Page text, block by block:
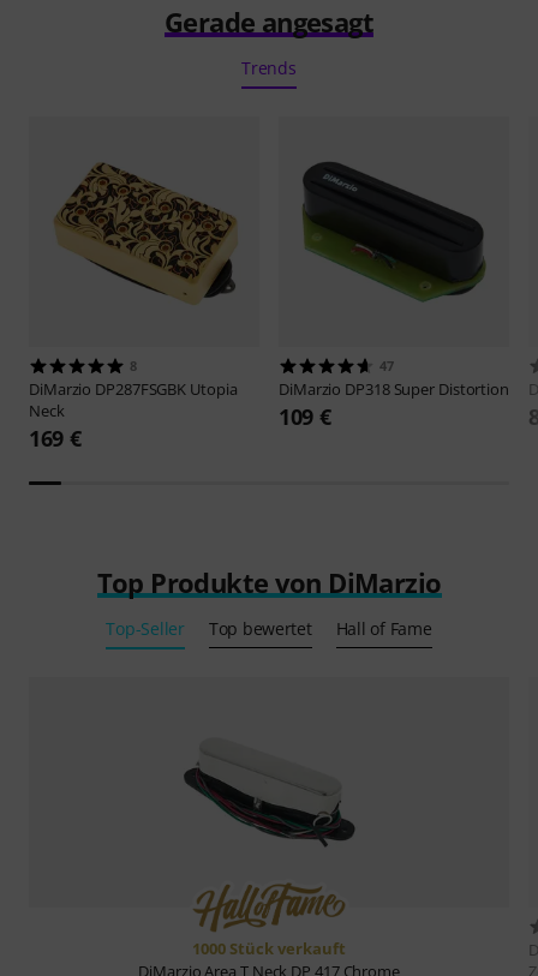
Gerade angesagt
Trends
8
DiMarzio DP287FSGBK Utopia
Neck
169 €
47
DiMarzio DP318 Super Distortion
109 €
Top Produkte von DiMarzio
Top-Seller Top bewertet Hall of Fame
1000 Stück verkauft
DiMarzioArea T Neck DP 417 Chrome